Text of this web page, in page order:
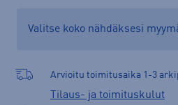
Valitse koko nähdäksesi
Arvioitu toimitusaika 1-3
Tilaus- ja toimituskulut